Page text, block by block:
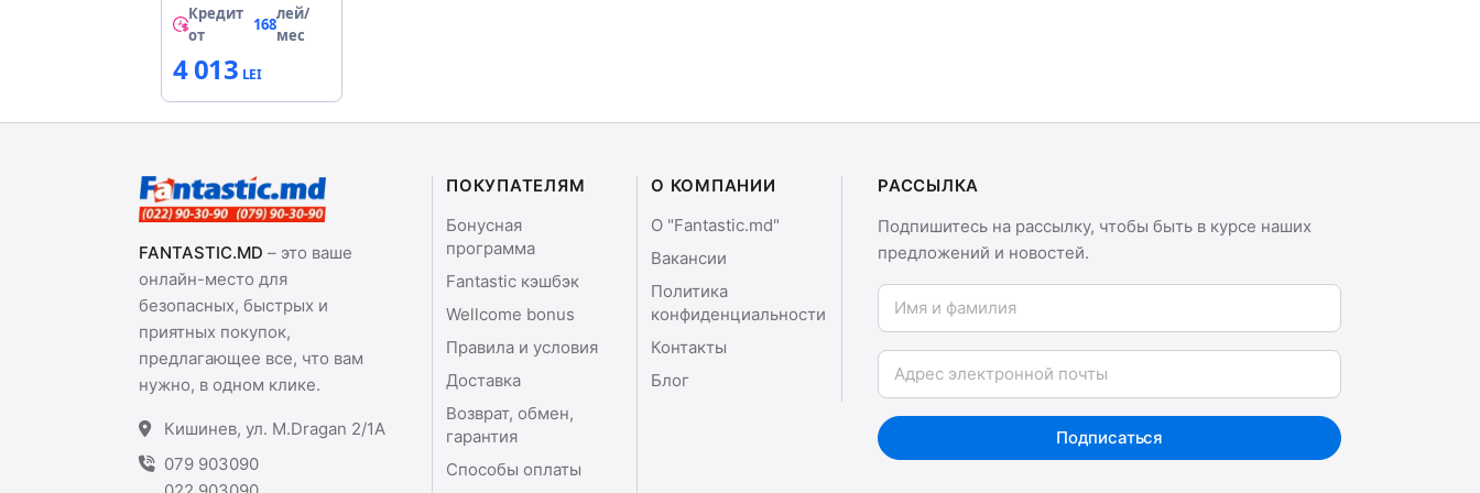
Кредит
от
168
лей/
мес
4 013
FANTASTIC.MD – это ваше
онлайн-место для
безопасных, быстрых и
приятных покупок,
предлагающее все, что вам
нужно, в одном клике.
Кишинев, ул. M.Dragan 2/1A
079 903090
ПОКУПАТЕЛЯМ
Бонусная
программа
Fantastic кэшбэк
Wellcome bonus
Правила и условия
Доставка
Возврат, обмен,
гарантия
Способы оплаты
О КОМПАНИИ
О "Fantastic.md"
Вакансии
Политика
конфиденциальности
Контакты
Блог
РАССЫЛКА
Подпишитесь на рассылку, чтобы быть в курсе наших
предложений и новостей.
Имя и фамилия
Email
Подписаться